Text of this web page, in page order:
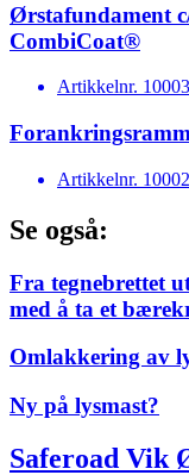
Ørstafundament
CombiCoat®
Artikkelnr.
Artikkelnr.
Se også:
Fra tegnebrettet
med å ta et
Omlakkering av
Ny på lysmast?
Saferoad Vik